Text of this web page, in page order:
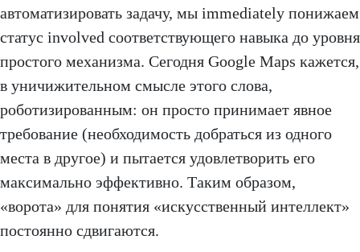
автоматизировать задачу, мы immediately понижаем
статус involved соответствующего навыка до уровня
простого механизма. Сегодня Google Maps кажется,
в уничижительном смысле этого слова,
роботизированным: он просто принимает явное
требование (необходимость добраться из одного
места в другое) и пытается удовлетворить его
максимально эффективно. Таким образом,
«ворота» для понятия «искусственный интеллект»
постоянно сдвигаются.